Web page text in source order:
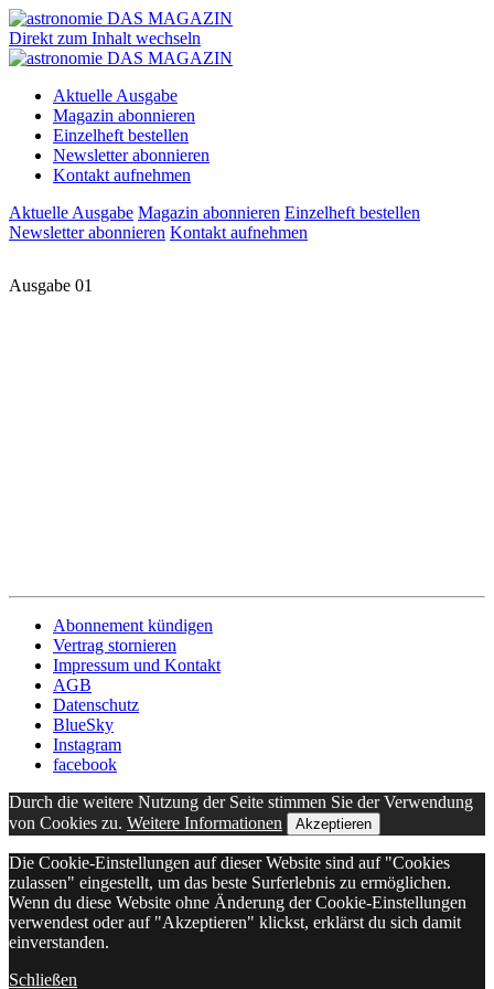
Direkt zum Inhalt wechseln
Aktuelle Ausgabe
Magazin abonnieren
Einzelheft bestellen
Newsletter abonnieren
Kontakt aufnehmen
Aktuelle Ausgabe Magazin abonnieren Einzelheft bestellen
Newsletter abonnieren Kontakt aufnehmen
Ausgabe 01
Abonnement kündigen
Vertrag stornieren
Impressum und Kontakt
AGB
Datenschutz
BlueSky
Instagram
facebook
Durch die weitere Nutzung der Seite stimmen Sie der Verwendung
von Cookies zu. Weitere Informationen Akzeptieren
Die Cookie-Einstellungen auf dieser Website sind auf "Cookies
zulassen" eingestellt, um das beste Surferlebnis zu ermöglichen.
Wenn du diese Website ohne Änderung der Cookie-Einstellungen
verwendest oder auf "Akzeptieren" klickst, erklärst du sich damit
einverstanden.
Schließen